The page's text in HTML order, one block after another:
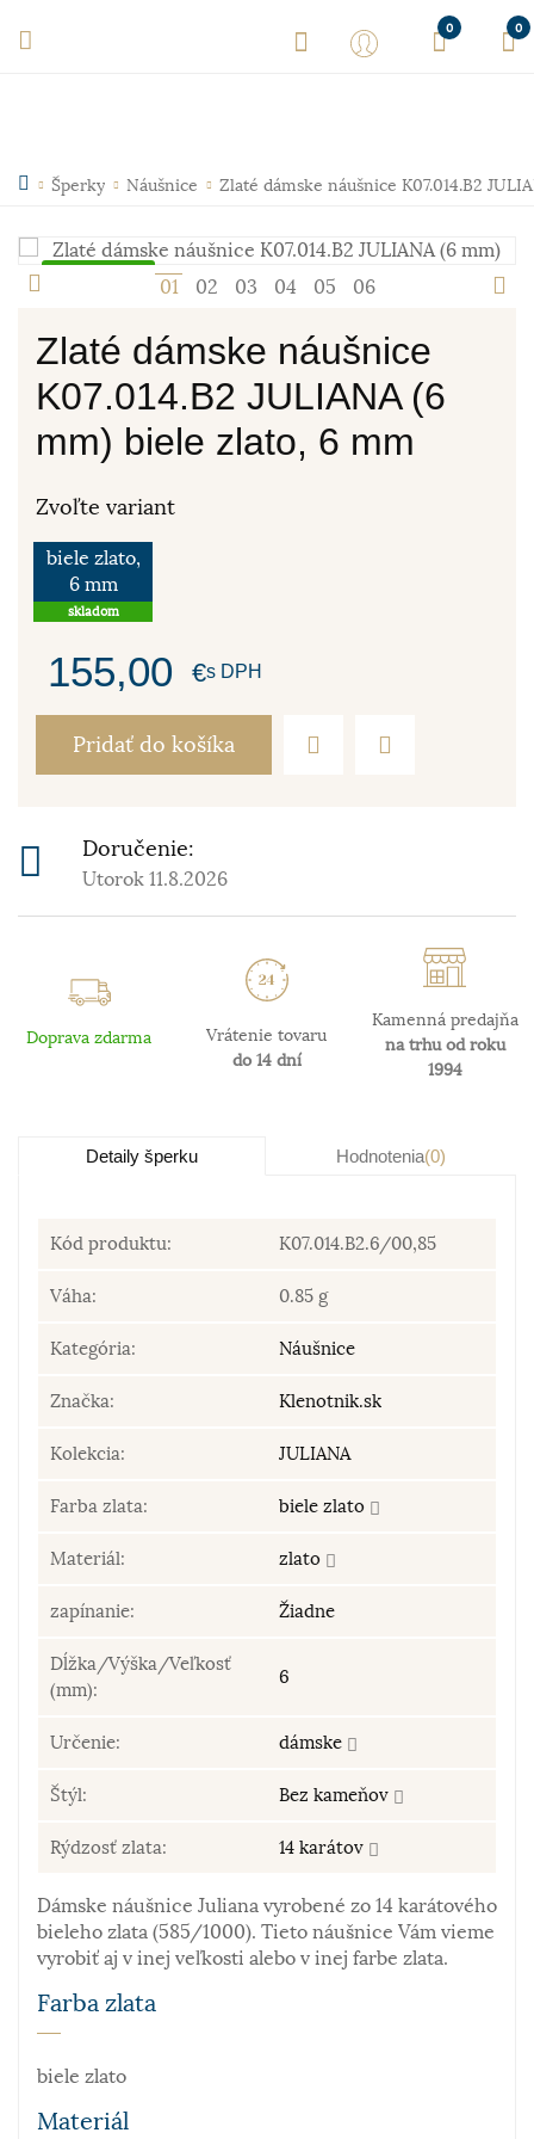
0 0
Šperky Náušnice Zlaté dámske náušnice K07.014.B2
1 2 3 4 5 6
Zlaté dámske náušnice
K07.014.B2 JULIANA (6
mm) biele zlato, 6 mm
Zvoľte variant
biele zlato,
6 mm
skladom
155,00 €s DPH
Pridať do košíka
Doručenie:
Utorok 11.8.2026
Doprava zdarma
Vrátenie tovaru
do 14 dní
Kamenná predajňa
na trhu od roku
1994
Detaily šperku Hodnotenia(0)
Kód produktu: K07.014.B2.6/00,85
Váha: 0.85 g
Kategória: Náušnice
Značka: Klenotnik.sk
Kolekcia: JULIANA
Farba zlata: biele zlato
Materiál: zlato
zapínanie: Žiadne
Dĺžka/Výška/Veľkosť
(mm):
6
Určenie: dámske
Štýl: Bez kameňov
Rýdzosť zlata: 14 karátov
Dámske náušnice Juliana vyrobené zo 14 karátového
bieleho zlata (585/1000). Tieto náušnice Vám vieme
vyrobiť aj v inej veľkosti alebo v inej farbe zlata.
Farba zlata
biele zlato
Materiál